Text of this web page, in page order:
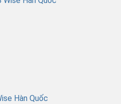
Hàn Quốc